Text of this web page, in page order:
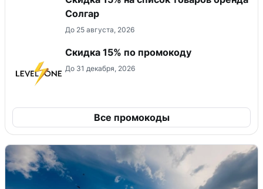
Солгар
До 25 августа, 2026
Скидка 15% по промокоду
До 31 декабря, 2026
Все промокоды